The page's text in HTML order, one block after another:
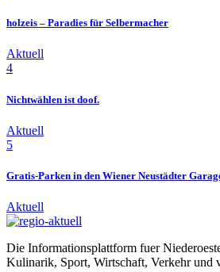
holzeis – Paradies für Selbermacher
Aktuell
4
Nichtwählen ist doof.
Aktuell
5
Gratis-Parken in den Wiener Neustädter
Aktuell
Die Informationsplattform fuer
Kulinarik, Sport, Wirtschaft, Verkehr und